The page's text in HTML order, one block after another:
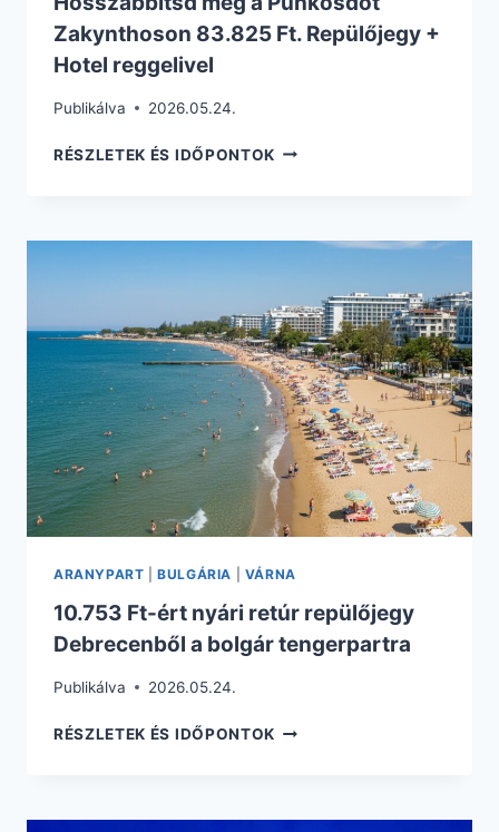
Zakynthoson 83.825 Ft. Repülőjegy +
Hotel reggelivel
Publikálva 2026.05.24.
RÉSZLETEK ÉS IDŐPONTOK HOSSZABBÍTSD
ZAKYNTHOSON
REPÜLŐJEGY
+
HOTEL
REGGELIVEL
ARANYPART |BULGÁRIA VÁRNA
10.753 Ft-ért nyári retúr repülőjegy
Debrecenből a bolgár tengerpartra
Publikálva 2026.05.24.
RÉSZLETEK ÉS IDŐPONTOK 10.753
RETÚR